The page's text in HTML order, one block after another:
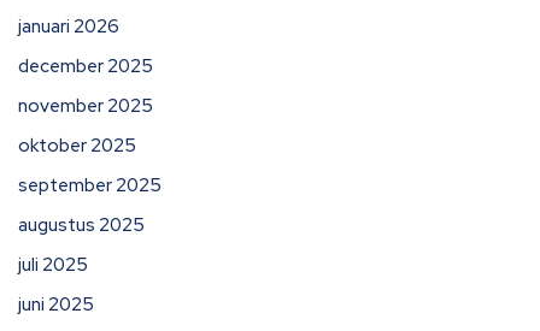
januari 2026
december 2025
november 2025
oktober 2025
september 2025
augustus 2025
juli 2025
juni 2025